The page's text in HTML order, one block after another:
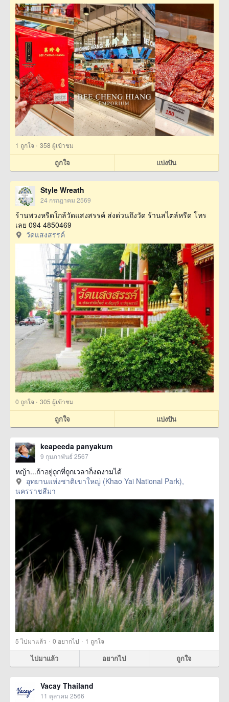
1 ถูกใจ · 358 ผู้เข้าชม
ถูกใจ แบ่งปัน
Style Wreath
24 กรกฎาคม 2569
ร้านพวงหรีดใกล้วัดแสงสรรค์ ส่งด่วนถึงวัด ร้านสไตล์หรีด โทร
เลย 094 4850469
วัดแสงสรรค์
0 ถูกใจ · 305 ผู้เข้าชม
ถูกใจ แบ่งปัน
keapeeda panyakum
9 กุมภาพันธ์ 2567
หญ้า...ถ้าอยู่ถูกที่ถูกเวลาก็งดงามได้
อุทยานแห่งชาติเขาใหญ่ (Khao Yai National Park),
นครราชสีมา
5ไปมาแล้ว · 0 อยากไป · 1 ถูกใจ
ไปมาแล้ว อยากไป ถูกใจ
Vacay Thailand
11 ตุลาคม 2566